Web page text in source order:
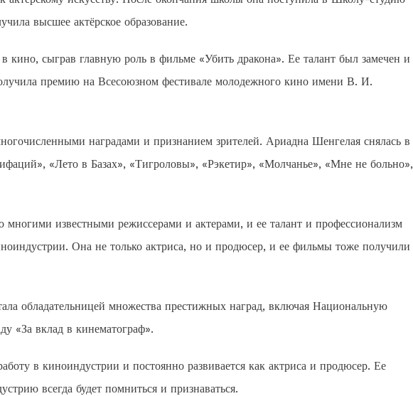
высшее актёрское образование.
сыграв главную роль в фильме «Убить дракона». Ее талант был замечен и
премию на Всесоюзном фестивале молодежного кино имени В. И.
наградами и признанием зрителей. Ариадна Шенгелая снялась в
«Лето в Базах», «Тигроловы», «Рэкетир», «Молчанье», «Мне не больно»,
многими известными режиссерами и актерами, и ее талант и профессионализм
Она не только актриса, но и продюсер, и ее фильмы тоже получили
обладательницей множества престижных наград, включая Национальную
«За вклад в кинематограф».
в киноиндустрии и постоянно развивается как актриса и продюсер. Ее
всегда будет помниться и признаваться.